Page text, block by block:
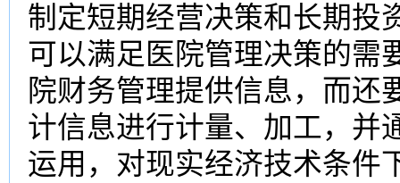
制定短期经营决策和长期投
可以满足医院管理决策的需
院财务管理提供信息，而还
计信息进行计量、加工，并
运用，对现实经济技术条件